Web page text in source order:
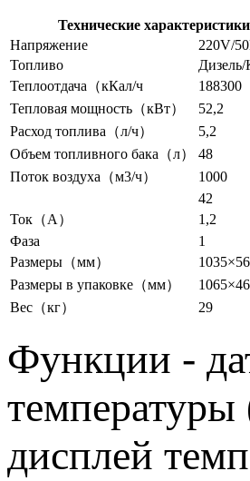
Технические характеристики
Напряжение
220V/
Топливо
Дизель/
Теплоотдача（кКал/ч
188300
Тепловая мощность（кВт）
52,2
Расход топлива（л/ч）
5,2
Объем топливного бака（л）
48
Поток воздуха（м3/ч）
1000
42
Ток（A）
1,2
Фаза
1
Размеры（мм）
Размеры в упаковке（мм）
Вес（кг）
29
Функции -
температуры
дисплей